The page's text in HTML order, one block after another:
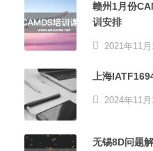
赣州1月份
训安排
2021年11月
上海
2024年11月
无锡8D问题